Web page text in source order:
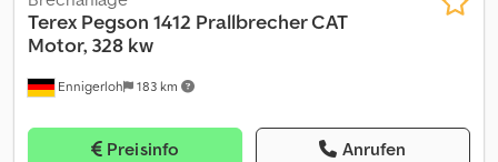
Ennigerloh 183 km
Terex Pegson 1412 Prallbrecher CAT
Motor, 328 kw
Preisinfo Anrufen